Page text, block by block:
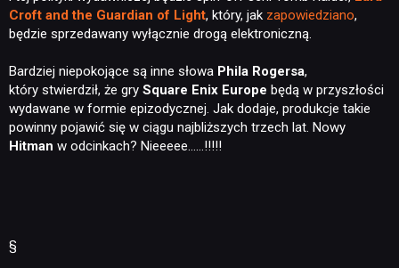
Croft and the Guardian of Light, który, jak zapowiedziano,
będzie sprzedawany wyłącznie drogą elektroniczną.
Bardziej niepokojące są inne słowa Phila Rogersa,
który stwierdził, że gry Square Enix Europe będą w przyszłości
wydawane w formie epizodycznej. Jak dodaje, produkcje takie
powinny pojawić się w ciągu najbliższych trzech lat. Nowy
Hitman w odcinkach? Nieeeee……!!!!!
§